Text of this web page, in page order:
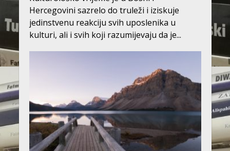
Hercegovini sazrelo do truleži i iziskuje
jedinstvenu reakciju svih uposlenika u
kulturi, ali i svih koji razumijevaju da je...